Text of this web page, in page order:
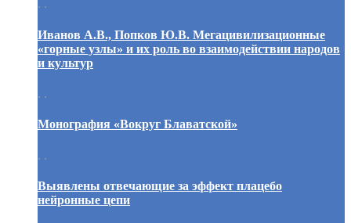
. .
Иванов А.В., Попков Ю.В. Мегацивилизационные
«горные узлы» и их роль во взаимодействии народов
и культур
. .
Монография «Вокруг Блаватской»
. .
Выявлены отвечающие за эффект плацебо
нейронные цепи